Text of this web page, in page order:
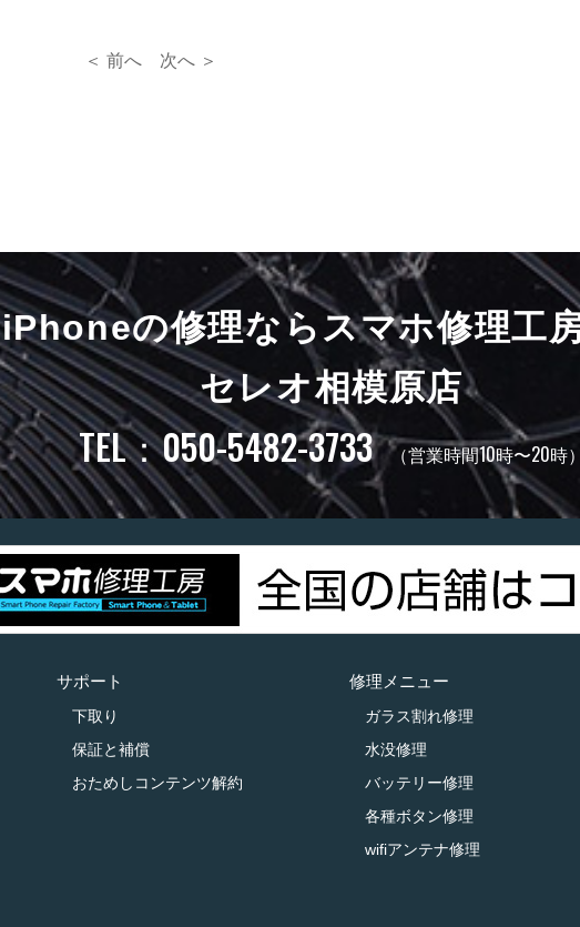
＜ 前へ 次へ ＞
iPhoneの修理ならスマホ修理工
セレオ相模原店
TEL：050-5482-3733 （営業時間10時〜20時
サポート
下取り
保証と補償
おためしコンテンツ解約
修理メニュー
ガラス割れ修理
水没修理
バッテリー修理
各種ボタン修理
wifiアンテナ修理